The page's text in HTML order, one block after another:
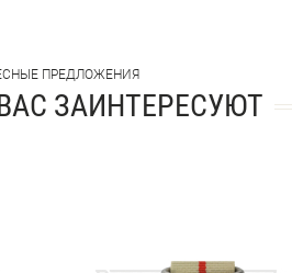
ПРЕДЛОЖЕНИЯ
ЗАИНТЕРЕСУЮТ